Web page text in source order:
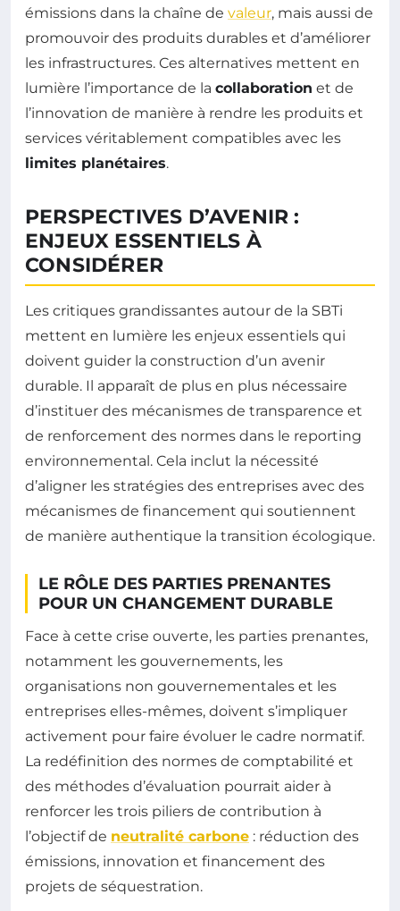
émissions dans la chaîne de valeur, mais aussi de
promouvoir des produits durables et d’améliorer
les infrastructures. Ces alternatives mettent en
lumière l’importance de la collaboration et de
l’innovation de manière à rendre les produits et
services véritablement compatibles avec les
limites planétaires.
PERSPECTIVES D’AVENIR :
ENJEUX ESSENTIELS À
CONSIDÉRER
Les critiques grandissantes autour de la SBTi
mettent en lumière les enjeux essentiels qui
doivent guider la construction d’un avenir
durable. Il apparaît de plus en plus nécessaire
d’instituer des mécanismes de transparence et
de renforcement des normes dans le reporting
environnemental. Cela inclut la nécessité
d’aligner les stratégies des entreprises avec des
mécanismes de financement qui soutiennent
de manière authentique la transition écologique.
LE RÔLE DES PARTIES PRENANTES
POUR UN CHANGEMENT DURABLE
Face à cette crise ouverte, les parties prenantes,
notamment les gouvernements, les
organisations non gouvernementales et les
entreprises elles-mêmes, doivent s’impliquer
activement pour faire évoluer le cadre normatif.
La redéfinition des normes de comptabilité et
des méthodes d’évaluation pourrait aider à
renforcer les trois piliers de contribution à
l’objectif de neutralité carbone : réduction des
émissions, innovation et financement des
projets de séquestration.